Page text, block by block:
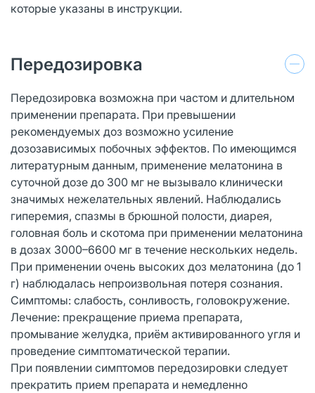
которые указаны в инструкции.
Передозировка
Передозировка возможна при частом и длительном
применении препарата. При превышении
рекомендуемых доз возможно усиление
дозозависимых побочных эффектов. По имеющимся
литературным данным, применение мелатонина в
суточной дозе до 300 мг не вызывало клинически
значимых нежелательных явлений. Наблюдались
гиперемия, спазмы в брюшной полости, диарея,
головная боль и скотома при применении мелатонина
в дозах 3000–6600 мг в течение нескольких недель.
При применении очень высоких доз мелатонина (до 1
г) наблюдалась непроизвольная потеря сознания.
Симптомы: слабость, сонливость, головокружение.
Лечение: прекращение приема препарата,
промывание желудка, приём активированного угля и
проведение симптоматической терапии.
При появлении симптомов передозировки следует
прекратить прием препарата и немедленно